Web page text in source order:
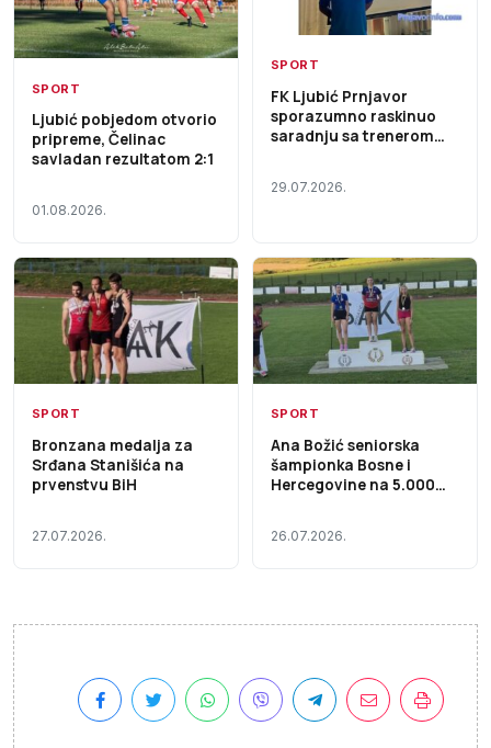
SPORT
Ljubić pobjedom otvorio
pripreme, Čelinac
savladan rezultatom 2:1
01.08.2026.
SPORT
FK Ljubić Prnjavor
sporazumno raskinuo
saradnju sa trenerom
29.07.2026.
SPORT
Bronzana medalja za
Srđana Stanišića na
prvenstvu BiH
27.07.2026.
SPORT
Ana Božić seniorska
šampionka Bosne i
Hercegovine na 5.000
26.07.2026.